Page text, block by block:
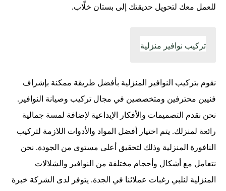
للعمل معك لتحويل حديقتك إلى بستان خلّاب.
تركيب نوافير منزلية
نقوم بتركيب النوافير المنزلية بأفضل طريقة ممكنة بإشراف
فنيين محترفين ومتخصصين في مجال تركيب وصيانة النوافير.
نحن نقدم التصميمات والأفكار الإبداعية لإضافة لمسة جمالية
رائعة لمنزلك. يتم اختيار أفضل المواد والأدوات اللازمة لتركيب
النافورة المنزلية وذلك لتحقيق أعلى مستوى من الجودة. نحن
نتعامل مع أشكال وأحجام مختلفة من النوافير والشلالات
المنزلية لنلبي رغبات عملائنا في الجدة. يتوفر لدى الشركة خبرة